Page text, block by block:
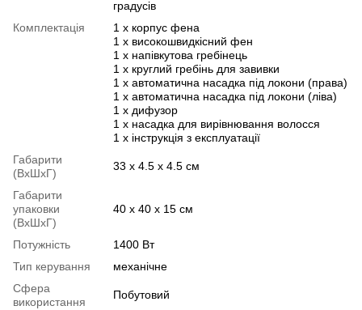
градусів
Комплектація
1 х корпус фена
1 х високошвидкісний фен
1 х напівкутова гребінець
1 х круглий гребінь для завивки
1 х автоматична насадка під локони (права)
1 х автоматична насадка під локони (ліва)
1 х дифузор
1 х насадка для вирівнювання волосся
1 х інструкція з експлуатації
Габарити
(ВхШхГ)
33 х 4.5 х 4.5 см
Габарити
упаковки
(ВхШхГ)
40 х 40 х 15 см
Потужність
1400 Вт
Тип керування
механічне
Сфера
використання
Побутовий